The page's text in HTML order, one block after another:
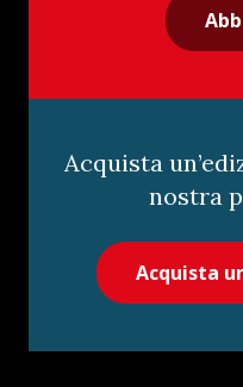
Acquista
nostra
Acquista